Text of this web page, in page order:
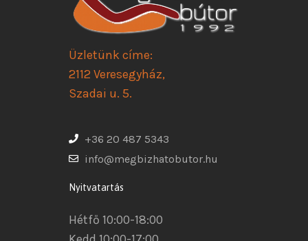
Üzletünk címe:
2112 Veresegyház,
Szadai u. 5.
+36 20 487 5343
info@megbizhatobutor.hu
Nyitvatartás
Hétfő 10:00-18:00